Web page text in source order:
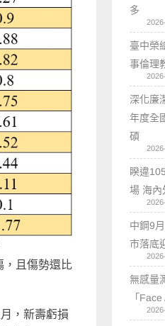
，且傷勢還比
，新壽虧損
多
臺中榮
事倫理
深化廉
年度全
碩
睽違
場 海內
中鋼9
市落底
無感量
「